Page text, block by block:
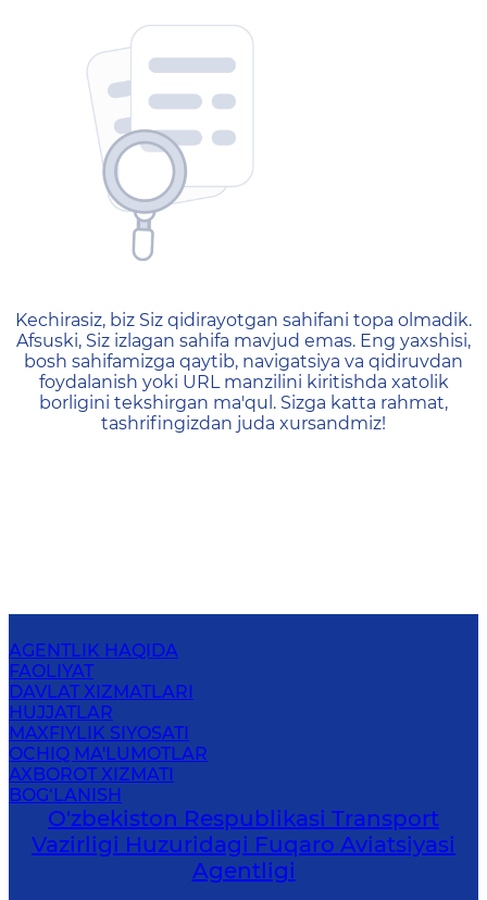
404 — Страница не
Kechirasiz, biz Siz qidirayotgan sahifani topa olmadik.
Afsuski, Siz izlagan sahifa mavjud emas. Eng yaxshisi,
bosh sahifamizga qaytib, navigatsiya va qidiruvdan
foydalanish yoki URL manzilini kiritishda xatolik
borligini tekshirgan ma'qul. Sizga katta rahmat,
tashrifingizdan juda xursandmiz!
AGENTLIK HAQIDA
FAOLIYAT
DAVLAT XIZMATLARI
HUJJATLAR
MAXFIYLIK SIYOSATI
OCHIQ MA'LUMOTLAR
AXBOROT XIZMATI
BOG‘LANISH
O'zbekiston Respublikasi Transport
Vazirligi Huzuridagi Fuqaro Aviatsiyasi
Agentligi